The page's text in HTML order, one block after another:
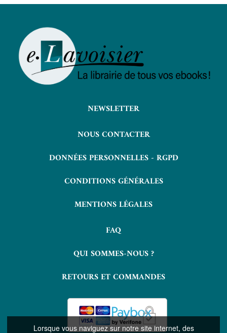
Lorsque vous naviguez sur notre site internet, des
NEWSLETTER
NOUS CONTACTER
DONNÉES PERSONNELLES - RGPD
CONDITIONS GÉNÉRALES
MENTIONS LÉGALES
FAQ
QUI SOMMES-NOUS ?
RETOURS ET COMMANDES